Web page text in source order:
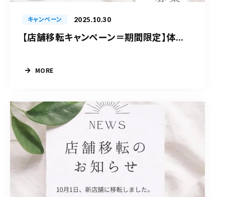
キャンペーン 2025.10.30
【店舗移転キャンペーン＝期間限定】体...
MORE